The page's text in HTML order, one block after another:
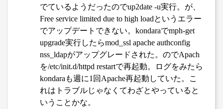
でているようだったのでup2date -u実行。が、
Free service limited due to high loadというエラー
でアップデートできない。kondaraでmph-get
upgrade実行したらmod_ssl apache authconfig
nss_ldapがアップグレードされた。のでApach
を/etc/init.d/httpd restartで再起動。ログをみたら
kondaraも週に1回Apache再起動していた。こ
れはトラブルじゃなくてわざとやっていると
いうことかな。